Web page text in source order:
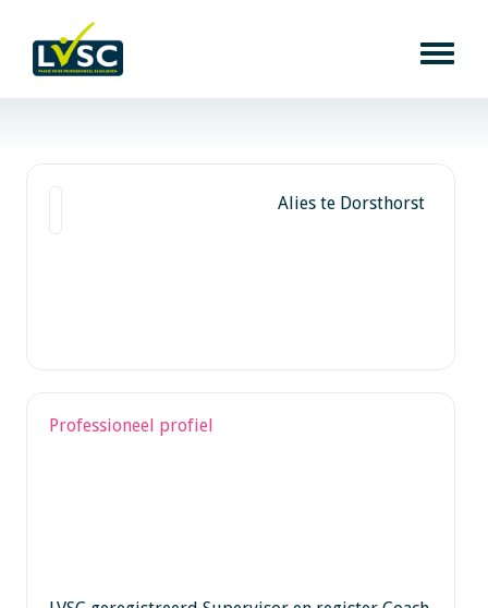
Alies te Dorsthorst
Professioneel profiel